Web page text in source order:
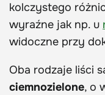
kolczystego
wyraźne jak np. u
widoczne przy
Oba rodzaje liści
ciemnozielone, o